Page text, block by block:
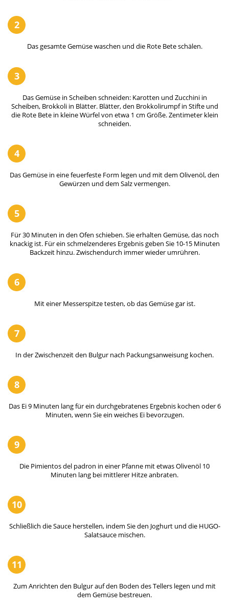
2
Das gesamte Gemüse waschen und die Rote Bete schälen.
3
Das Gemüse in Scheiben schneiden: Karotten und Zucchini in
Scheiben, Brokkoli in Blätter. Blätter, den Brokkolirumpf in Stifte und
die Rote Bete in kleine Würfel von etwa 1 cm Größe. Zentimeter klein
schneiden.
4
Das Gemüse in eine feuerfeste Form legen und mit dem Olivenöl, den
Gewürzen und dem Salz vermengen.
5
Für 30 Minuten in den Ofen schieben. Sie erhalten Gemüse, das noch
knackig ist. Für ein schmelzenderes Ergebnis geben Sie 10-15 Minuten
Backzeit hinzu. Zwischendurch immer wieder umrühren.
6
Mit einer Messerspitze testen, ob das Gemüse gar ist.
7
In der Zwischenzeit den Bulgur nach Packungsanweisung kochen.
8
Das Ei 9 Minuten lang für ein durchgebratenes Ergebnis kochen oder 6
Minuten, wenn Sie ein weiches Ei bevorzugen.
9
Die Pimientos del padron in einer Pfanne mit etwas Olivenöl 10
Minuten lang bei mittlerer Hitze anbraten.
10
Schließlich die Sauce herstellen, indem Sie den Joghurt und die HUGO-
Salatsauce mischen.
11
Zum Anrichten den Bulgur auf den Boden des Tellers legen und mit
dem Gemüse bestreuen.